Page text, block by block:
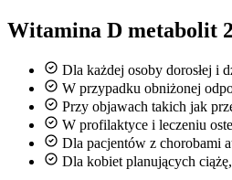
Witamina D metabolit
Dla każdej osoby dorosłej i
W przypadku obniżonej
Przy objawach takich jak
W profilaktyce i leczeniu
Dla pacjentów z chorobami
Dla kobiet planujących